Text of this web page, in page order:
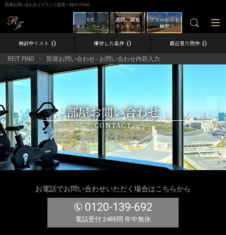
部屋お問い合わせ | ブランド賃貸－REIT FIND
フリーレント
検索
週間／閲覧
ランキング
5大
キャンペーン
検討中リスト 0 保存した条件 0 最近見た物件 0
REIT FIND 部屋お問い合わせ - お問い合わせ内容入力
部屋お問い合わせ
CONTACT
お電話でお問い合わせいただく場合はこちらから
0120-139-692
電話受付 24時間 年中無休